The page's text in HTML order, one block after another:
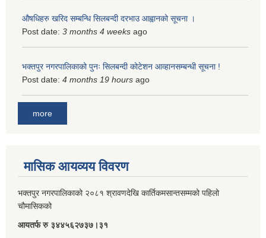
औषधिहरु खरिद सम्बन्धि सिलबन्दी दरभाउ आह्वानको सूचना ।
Post date: 3 months 4 weeks ago
भक्तपुर नगरपालिकाको पुनः सिलबन्दी कोटेशन आव्हानसम्बन्धी सूचना !
Post date: 4 months 19 hours ago
more
मासिक आयव्यय विवरण
भक्तपुर नगरपालिकाको २०८१ श्रावणदेखि कार्तिकमसान्तसम्मको पहिलो
चौमासिकको
आयतर्फ रु‌ ३४४५६२७३७।३१